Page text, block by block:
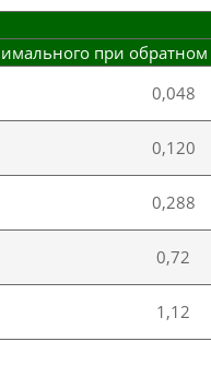
при
0,048
0,120
0,288
0,72
1,12